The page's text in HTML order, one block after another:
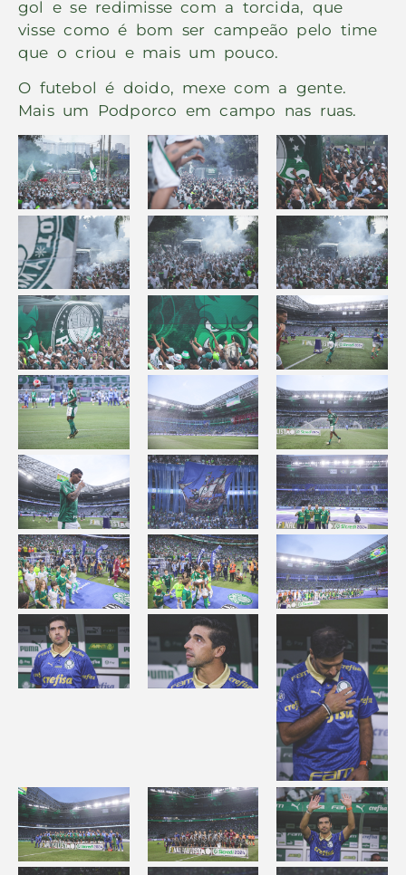
gol e se redimisse com a torcida, que
visse como é bom ser campeão pelo time
que o criou e mais um pouco.
O futebol é doido, mexe com a gente.
Mais um Podporco em campo nas ruas.